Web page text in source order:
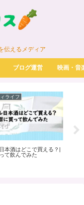
伝えるメディア
ブログ運営 映画・音
ライフ
本酒はどこで買える？|
て飲んでみた